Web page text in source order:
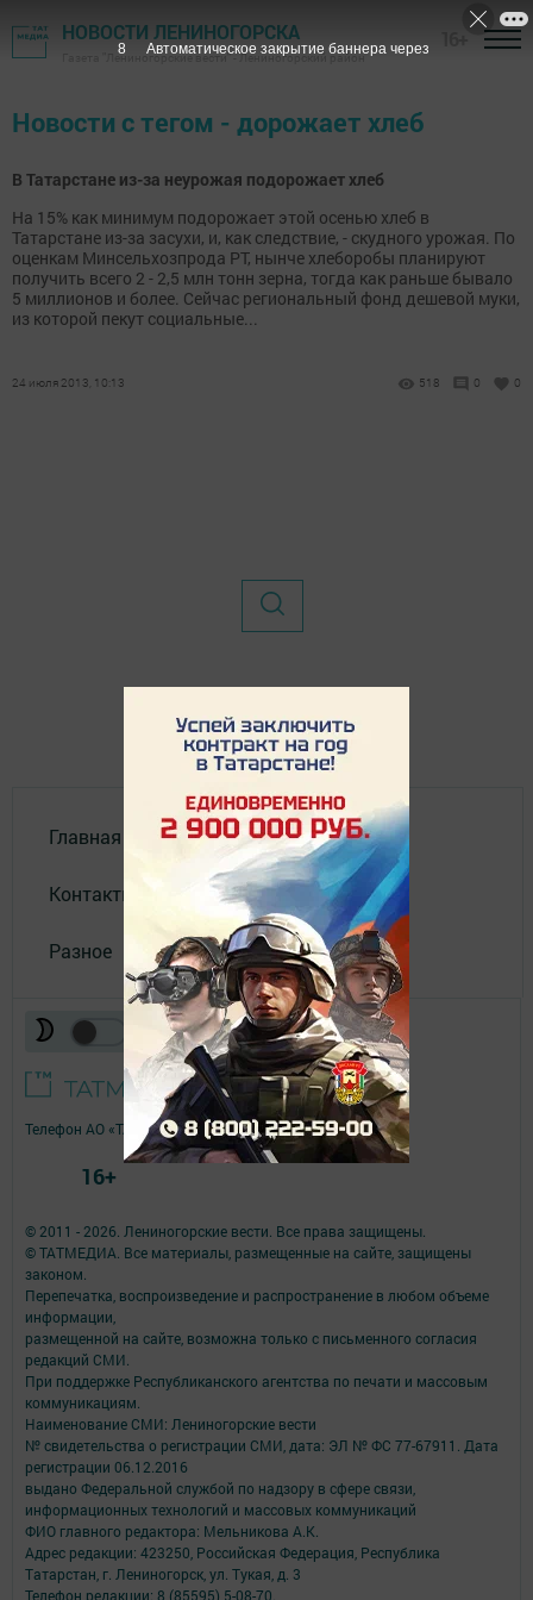
НОВОСТИ ЛЕНИНОГОРСКА
Газета "Лениногорские вести" - Лениногорский район
Новости с тегом - дорожает хлеб
В Татарстане из-за неурожая подорожает хлеб
На 15% как минимум подорожает этой осенью хлеб в
Татарстане из-за засухи, и, как следствие, - скудного урожая. По
оценкам Минсельхозпрода РТ, нынче хлеборобы планируют
получить всего 2 - 2,5 млн тонн зерна, тогда как раньше бывало
5 миллионов и более. Сейчас региональный фонд дешевой муки,
из которой пекут социальные...
24 июля 2013, 10:13 518 0 0
Главная
Контакты
Разное
© 2011 - 2026. Лениногорские вести. Все права защищены.
© ТАТМЕДИА. Все материалы, размещенные на сайте, защищены
законом.
Перепечатка, воспроизведение и распространение в любом объеме
информации,
размещенной на сайте, возможна только с письменного согласия
редакций СМИ.
При поддержке Республиканского агентства по печати и массовым
коммуникациям.
Наименование СМИ: Лениногорские вести
№ свидетельства о регистрации СМИ, дата: ЭЛ № ФС 77-67911. Дата
регистрации 06.12.2016
выдано Федеральной службой по надзору в сфере связи,
информационных технологий и массовых коммуникаций
ФИО главного редактора: Мельникова А.К.
Адрес редакции: 423250, Российская Федерация, Республика
Татарстан, г. Лениногорск, ул. Тукая, д. 3
Телефон редакции: 8 (85595) 5-08-70.
Телефон АО «ТАТМЕДИА»:(843) 222 09 84
16+
8 Автоматическое закрытие баннера через